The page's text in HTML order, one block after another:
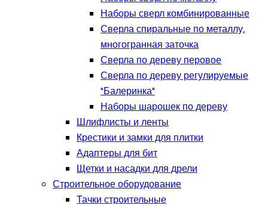
Наборы сверл комбинированные
Сверла спиральные по металлу,
многогранная заточка
Сверла по дереву перовое
Сверла по дереву регулируемые
"Балеринка"
Наборы шарошек по дереву
Шлифлисты и ленты
Крестики и замки для плитки
Адаптеры для бит
Щетки и насадки для дрели
Строительное оборудование
Тачки строительные